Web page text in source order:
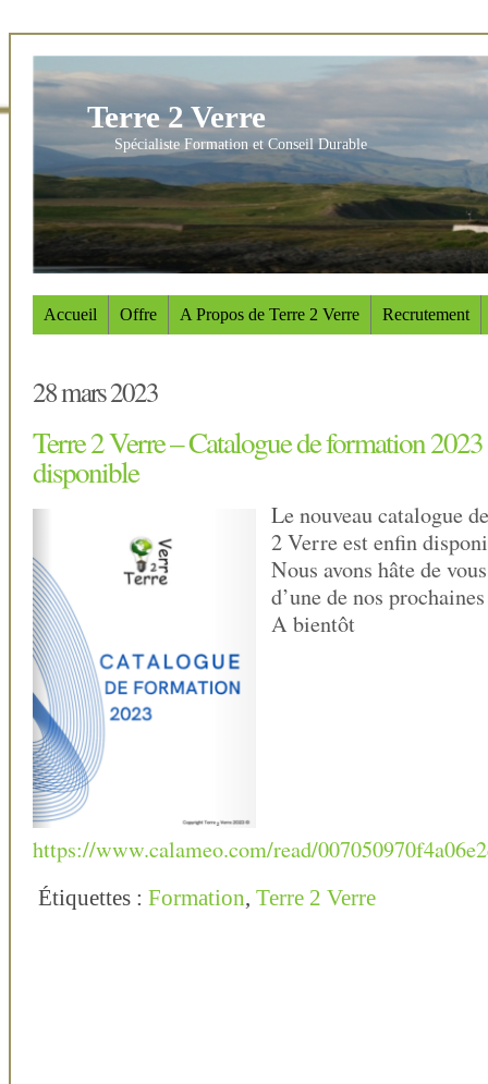
Terre 2 Verre
Spécialiste Formation et Conseil Durable
Accueil Offre A Propos de Terre 2 Verre Recrutement
28 mars 2023
Terre 2 Verre – Catalogue de formation
disponible
Le nouveau catalogue
2 Verre est enfin
Nous avons hâte de
d’une de nos
A bientôt
https://www.calameo.com/read/
Étiquettes : Formation, Terre 2 Verre